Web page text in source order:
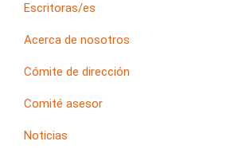
Escritoras/es
Acerca de nosotros
Cómite de dirección
Comité asesor
Noticias